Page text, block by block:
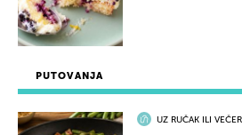
PUTOVANJA
UZ RUČAK ILI